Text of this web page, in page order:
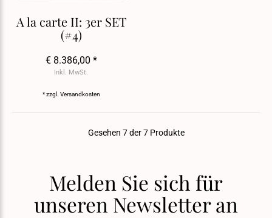
A la carte II: 3er SET
(#4)
€ 8.386,00 *
Inkl. MwSt.
* zzgl. Versandkosten
Gesehen 7 der 7 Produkte
Melden Sie sich für
unseren Newsletter an